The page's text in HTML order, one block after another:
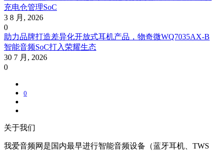
充电仓管理SoC
3 8 月, 2026
0
助力品牌打造差异化开放式耳机产品，物奇微WQ7035AX-B
智能音频SoC打入荣耀生态
30 7 月, 2026
0
0
关于我们
我爱音频网是国内最早进行智能音频设备（蓝牙耳机、TWS